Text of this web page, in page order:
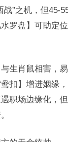
战”之机，但45-
罗盘】可助定
生肖鼠相害，
扣】增进姻缘
职场边缘化，